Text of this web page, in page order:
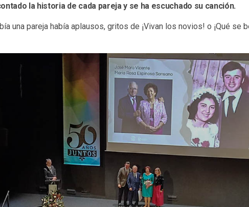
la historia de cada pareja y se ha escuchado su canción.
una pareja había aplausos, gritos de ¡Vivan los novios! o ¡Qué se